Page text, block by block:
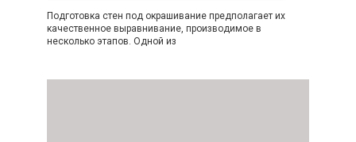
Подготовка стен под окрашивание предполагает их
качественное выравнивание, производимое в
несколько этапов. Одной из